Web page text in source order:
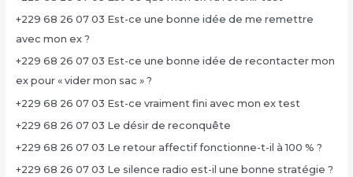
+229 68 26 07 03 Est-ce une bonne idée de me remettre
avec mon ex ?
+229 68 26 07 03 Est-ce une bonne idée de recontacter mon
ex pour « vider mon sac » ?
+229 68 26 07 03 Est-ce vraiment fini avec mon ex test
+229 68 26 07 03 Le désir de reconquête
+229 68 26 07 03 Le retour affectif fonctionne-t-il à 100 % ?
+229 68 26 07 03 Le silence radio est-il une bonne stratégie ?